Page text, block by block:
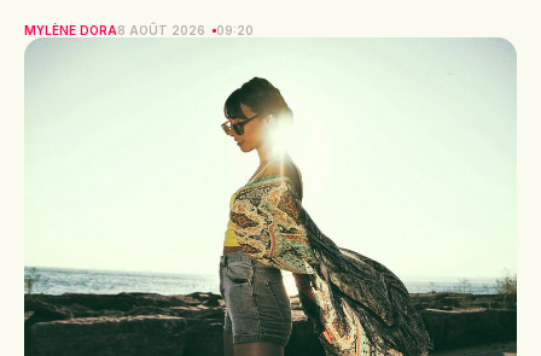
MYLÈNE DORA8 AOÛT 2026 09:20